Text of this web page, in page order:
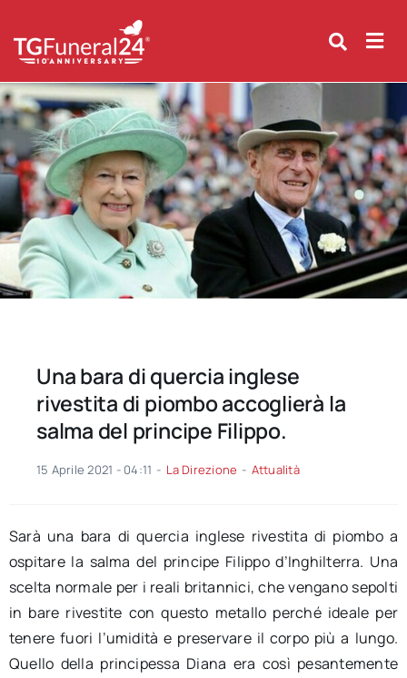
content
Una bara di quercia inglese
rivestita di piombo accoglierà la
salma del principe Filippo.
15 Aprile 2021 - 04:11 - La Direzione - Attualità
Sarà una bara di quercia inglese rivestita di piombo a
ospitare la salma del principe Filippo d’Inghilterra. Una
scelta normale per i reali britannici, che vengano sepolti
in bare rivestite con questo metallo perché ideale per
tenere fuori l’umidità e preservare il corpo più a lungo.
Quello della principessa Diana era così pesantemente